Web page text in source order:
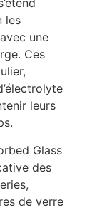
les
une
Ces
leurs
Glass
des
de verre